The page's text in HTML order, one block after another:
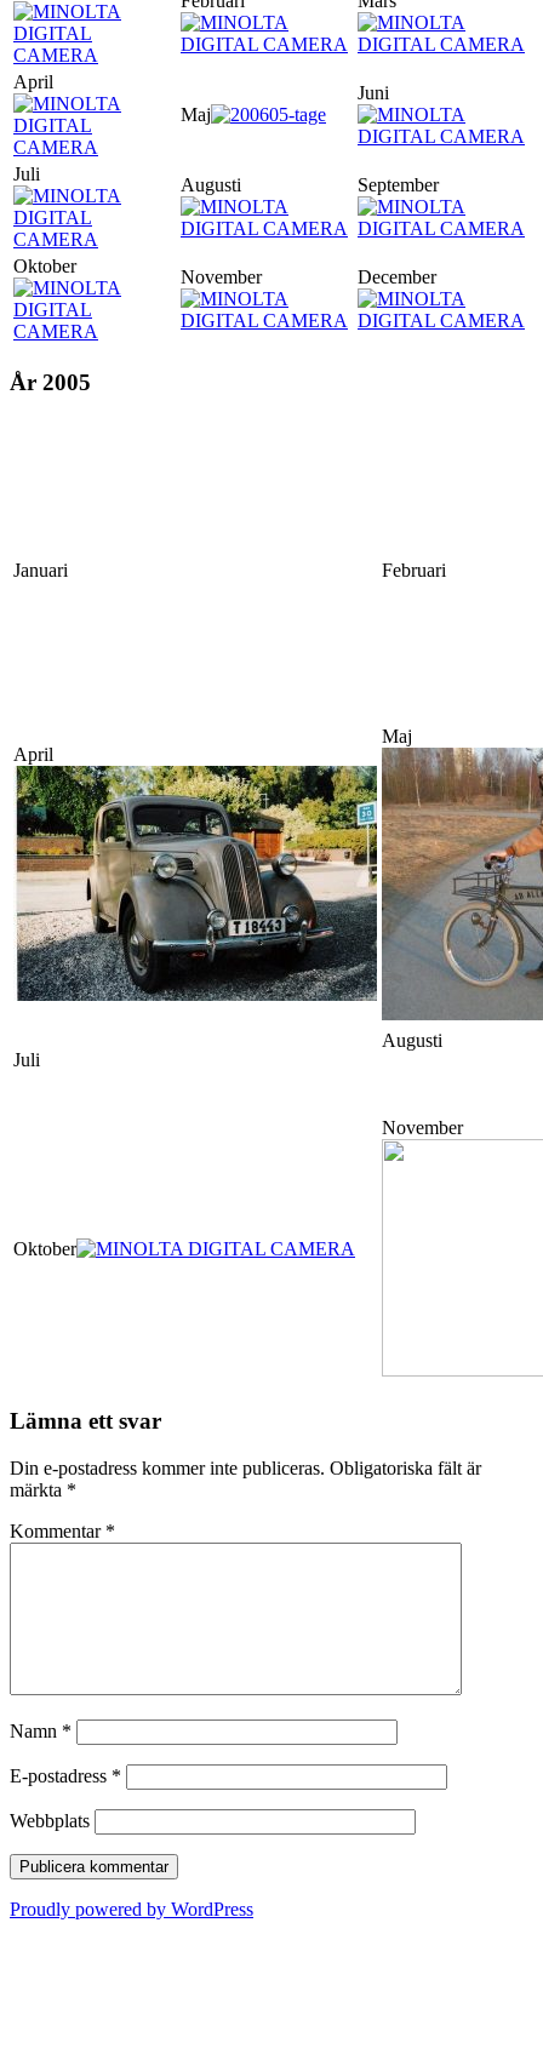
April
Maj
Juni
Juli
Augusti September
Oktober
November December
År 2005
Januari Februari
April
Maj
Juli
Augusti
Oktober
November
Lämna ett svar
Din e-postadress kommer inte publiceras. Obligatoriska fält är
märkta *
Kommentar *
Namn *
E-postadress *
Webbplats
Proudly powered by WordPress